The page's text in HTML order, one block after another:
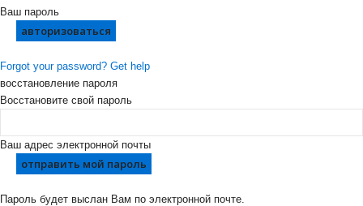
Ваш пароль
Forgot your password? Get help
восстановление пароля
Восстановите свой пароль
Ваш адрес электронной почты
Пароль будет выслан Вам по электронной почте.